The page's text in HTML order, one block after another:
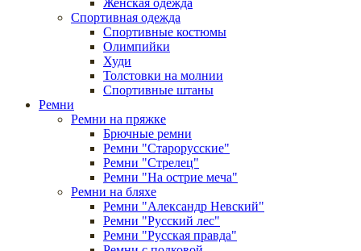
Спортивная одежда
Спортивные костюмы
Олимпийки
Худи
Толстовки на молнии
Спортивные штаны
Ремни
Ремни на пряжке
Брючные ремни
Ремни "Старорусские"
Ремни "Стрелец"
Ремни "На острие меча"
Ремни на бляхе
Ремни "Александр Невский"
Ремни "Русский лес"
Ремни "Русская правда"